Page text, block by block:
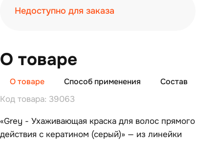
Недоступно для заказа
О товаре
О товаре Способ применения Состав
Код товара: 39063
«Grey - Ухаживающая краска для волос прямого
действия с кератином (серый)» — из линейки